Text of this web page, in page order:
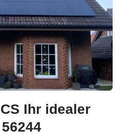
Ihr idealer